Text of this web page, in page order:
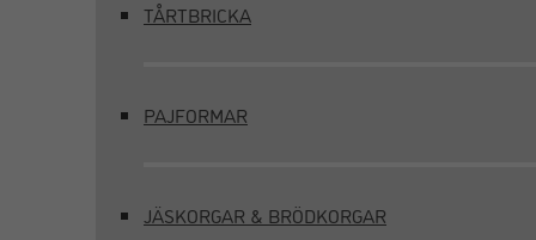
TÅRTBRICKA
PAJFORMAR
JÄSKORGAR & BRÖDKORGAR